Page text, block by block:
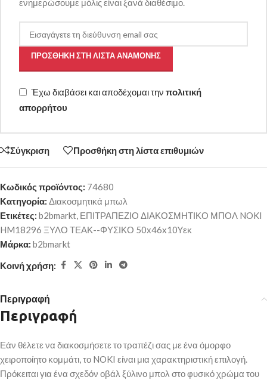
ενημερώσουμε μόλις είναι ξανά διαθέσιμο.
ΠΡΟΣΘΉΚΗ ΣΤΗ ΛΊΣΤΑ ΑΝΑΜΟΝΉΣ
Έχω διαβάσει και αποδέχομαι την πολιτική
απορρήτου
Σύγκριση Προσθήκη στη λίστα επιθυμιών
Κωδικός προϊόντος: 74680
Κατηγορία: Διακοσμητικά μπωλ
Ετικέτες: b2bmarkt, ΕΠΙΤΡΑΠΕΖΙΟ ΔΙΑΚΟΣΜΗΤΙΚΟ ΜΠΟΛ NOKI
HM18296 ΞΥΛΟ ΤΕΑΚ--ΦΥΣΙΚΟ 50x46x10Yεκ
Μάρκα: b2bmarkt
Κοινή χρήση:
Περιγραφή
Περιγραφή
Εάν θέλετε να διακοσμήσετε το τραπέζι σας με ένα όμορφο
χειροποίητο κομμάτι, το NOKI είναι μια χαρακτηριστική επιλογή.
Πρόκειται για ένα σχεδόν οβάλ ξύλινο μπολ στο φυσικό χρώμα του